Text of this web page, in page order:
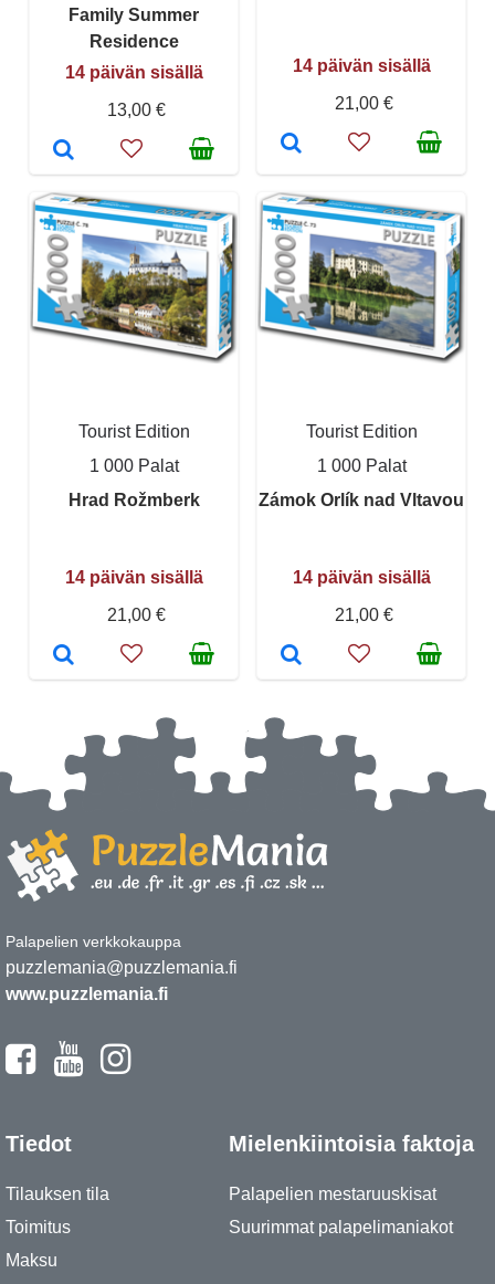
Family Summer
Residence
14 päivän sisällä
13,00 €
14 päivän sisällä
21,00 €
Tourist Edition
1 000 Palat
Hrad Rožmberk
14 päivän sisällä
21,00 €
Tourist Edition
1 000 Palat
Zámok Orlík nad Vltavou
14 päivän sisällä
21,00 €
Palapelien verkkokauppa
puzzlemania@puzzlemania.fi
www.puzzlemania.fi
Tiedot
Tilauksen tila
Toimitus
Maksu
Mielenkiintoisia faktoja
Palapelien mestaruuskisat
Suurimmat palapelimaniakot